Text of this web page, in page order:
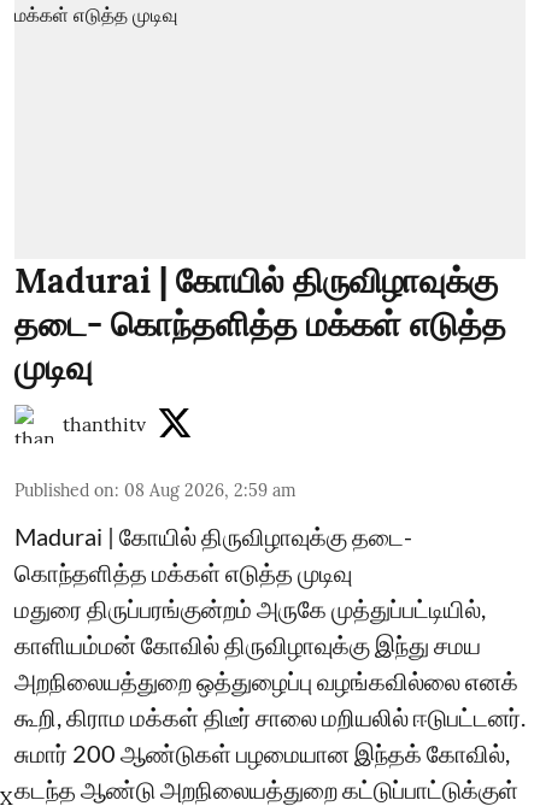
Madurai | கோயில் திருவிழாவுக்கு
தடை- கொந்தளித்த மக்கள் எடுத்த
முடிவு
thanthitv
Published on: 08 Aug 2026, 2:59 am
Madurai | கோயில் திருவிழாவுக்கு தடை-
கொந்தளித்த மக்கள் எடுத்த முடிவு
மதுரை திருப்பரங்குன்றம் அருகே முத்துப்பட்டியில்,
காளியம்மன் கோவில் திருவிழாவுக்கு இந்து சமய
அறநிலையத்துறை ஒத்துழைப்பு வழங்கவில்லை எனக்
கூறி, கிராம மக்கள் திடீர் சாலை மறியலில் ஈடுபட்டனர்.
சுமார் 200 ஆண்டுகள் பழமையான இந்தக் கோவில்,
கடந்த ஆண்டு அறநிலையத்துறை கட்டுப்பாட்டுக்குள்
X